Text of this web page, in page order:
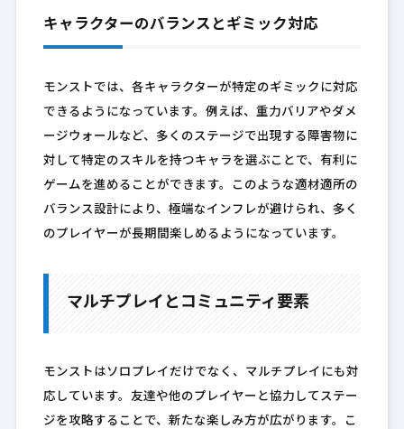
キャラクターのバランスとギミック対応
モンストでは、各キャラクターが特定のギミックに対応
できるようになっています。例えば、重力バリアやダメ
ージウォールなど、多くのステージで出現する障害物に
対して特定のスキルを持つキャラを選ぶことで、有利に
ゲームを進めることができます。このような適材適所の
バランス設計により、極端なインフレが避けられ、多く
のプレイヤーが長期間楽しめるようになっています。
マルチプレイとコミュニティ要素
モンストはソロプレイだけでなく、マルチプレイにも対
応しています。友達や他のプレイヤーと協力してステー
ジを攻略することで、新たな楽しみ方が広がります。こ